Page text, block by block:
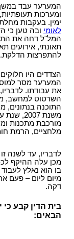
ומערכות
ימין. בעקבות
לאומי ובה טען כי
המל"ל דחה את
תאונתי, אירועים
להתפרצות הדלקת.
הצדדים היו
המערער מסר
את עבודתו.
השרטוט למחשב,
התוכנה בנתונים,
משנת
מורכבת מתכנות
מלחציים, הרמת
בו הוא נאלץ
מיום ליום – פעם
דקה.
בית הדין קבע
הבאים: